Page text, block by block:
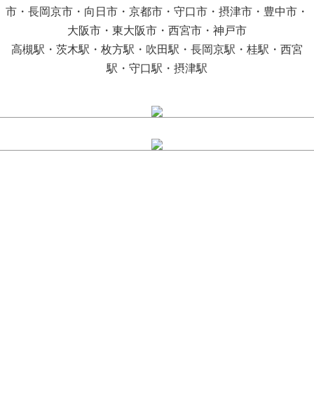
市・長岡京市・向日市・京都市・守口市・摂津市・豊中市・
大阪市・東大阪市・西宮市・神戸市
高槻駅・茨木駅・枚方駅・吹田駅・長岡京駅・桂駅・西宮
駅・守口駅・摂津駅